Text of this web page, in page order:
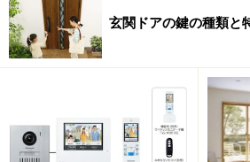
のだけでなく、シャッター付(一体
いるタイプもあります。
窓シャッターを設置する
窓シャッターを設置することのメ
玄関ドアの鍵の種類と